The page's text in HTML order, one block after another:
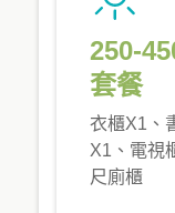
250-
套餐
衣櫃X1、
X1、電視
尺廁櫃